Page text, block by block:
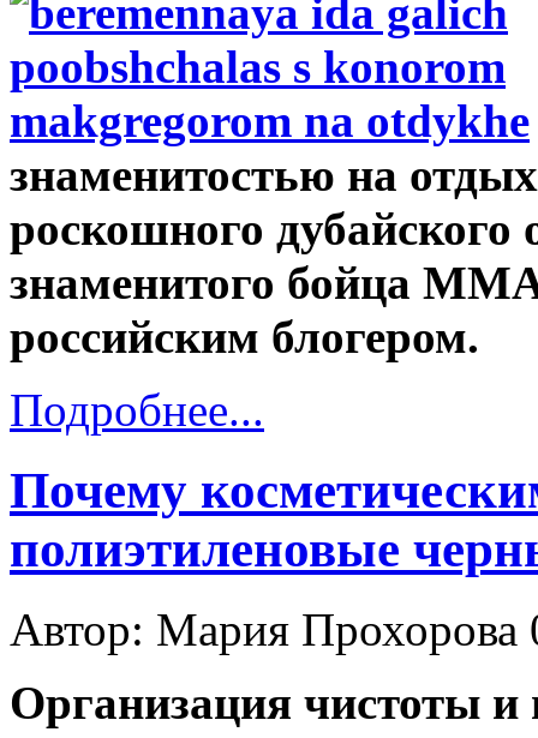
знаменитостью на
роскошного дубайского
знаменитого бойца
российским блогером.
Подробнее...
Почему
полиэтиленовые
Автор: Мария Прохорова
Организация чистоты и